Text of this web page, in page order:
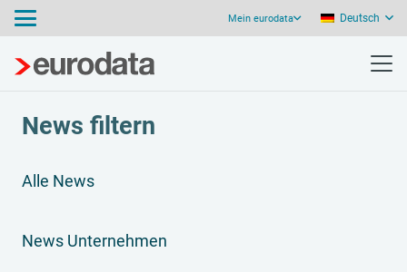
Mein eurodata Deutsch
News filtern
Alle News
News Unternehmen